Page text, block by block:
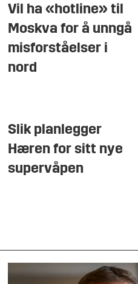
Vil ha «hotline» til
Moskva for å unngå
misforståelser i
nord
Slik planlegger
Hæren for sitt nye
supervåpen